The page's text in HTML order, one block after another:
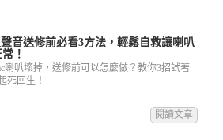
音送修前必看3方法，輕鬆自救讓喇叭
！
喇叭壞掉，送修前可以怎麼做？教你3招試著
死回生！
閱讀文章